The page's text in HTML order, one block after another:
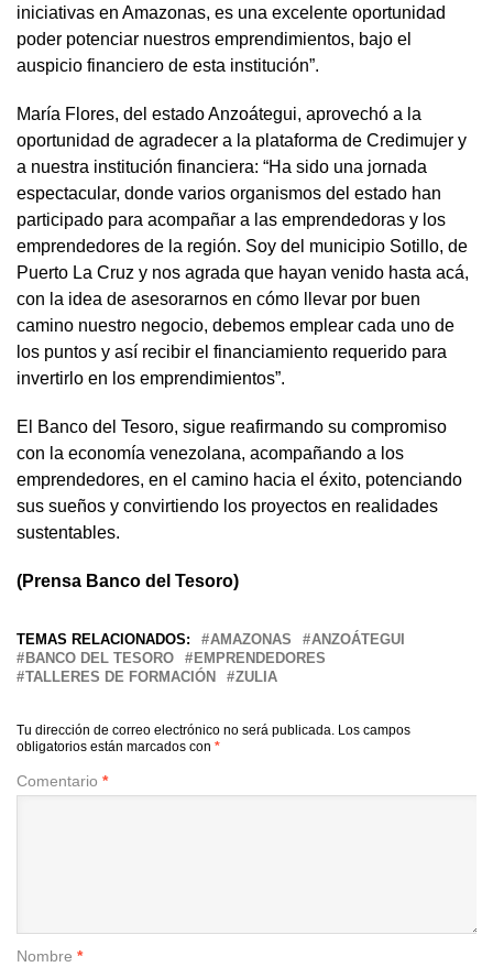
iniciativas en Amazonas, es una excelente oportunidad
poder potenciar nuestros emprendimientos, bajo el
auspicio financiero de esta institución”.
María Flores, del estado Anzoátegui, aprovechó a la
oportunidad de agradecer a la plataforma de Credimujer y
a nuestra institución financiera: “Ha sido una jornada
espectacular, donde varios organismos del estado han
participado para acompañar a las emprendedoras y los
emprendedores de la región. Soy del municipio Sotillo, de
Puerto La Cruz y nos agrada que hayan venido hasta acá,
con la idea de asesorarnos en cómo llevar por buen
camino nuestro negocio, debemos emplear cada uno de
los puntos y así recibir el financiamiento requerido para
invertirlo en los emprendimientos”.
El Banco del Tesoro, sigue reafirmando su compromiso
con la economía venezolana, acompañando a los
emprendedores, en el camino hacia el éxito, potenciando
sus sueños y convirtiendo los proyectos en realidades
sustentables.
(Prensa Banco del Tesoro)
TEMAS RELACIONADOS: AMAZONAS
ANZOÁTEGUI
BANCO DEL TESORO
EMPRENDEDORES
TALLERES DE FORMACIÓN
ZULIA
Tu dirección de correo electrónico no será publicada. Los campos
obligatorios están marcados con *
Comentario *
Nombre *